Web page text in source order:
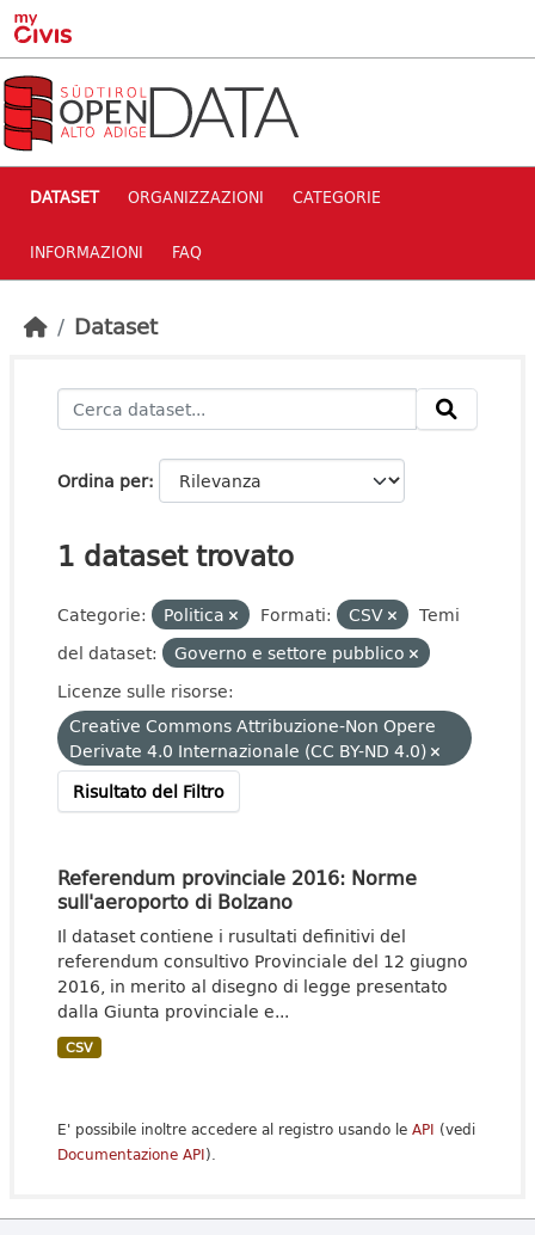
Skip to main content
DATASET ORGANIZZAZIONI CATEGORIE
INFORMAZIONI FAQ
Dataset
Ordina per
1 dataset trovato
Categorie: Politica Formati: CSV
Temi
del dataset:
Governo e settore pubblico
Licenze sulle risorse:
Creative Commons Attribuzione-Non Opere
Derivate 4.0 Internazionale (CC BY-ND 4.0)
Risultato del Filtro
Referendum provinciale 2016: Norme
sull'aeroporto di Bolzano
Il dataset contiene i rusultati definitivi del
referendum consultivo Provinciale del 12 giugno
2016, in merito al disegno di legge presentato
dalla Giunta provinciale e...
CSV
E' possibile inoltre accedere al registro usando le API (vedi
Documentazione API).